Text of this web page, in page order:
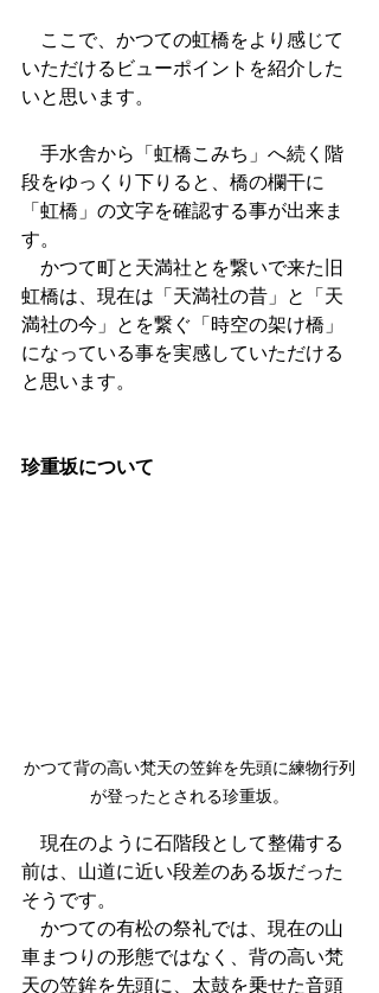
ここで、かつての虹橋をより感じて
いただけるビューポイントを紹介した
いと思います。
手水舎から「虹橋こみち」へ続く階
段をゆっくり下りると、橋の欄干に
「虹橋」の文字を確認する事が出来ま
す。
かつて町と天満社とを繋いで来た旧
虹橋は、現在は「天満社の昔」と「天
満社の今」とを繋ぐ「時空の架け橋」
になっている事を実感していただける
と思います。
珍重坂について
かつて背の高い梵天の笠鉾を先頭に練物行列
が登ったとされる珍重坂。
現在のように石階段として整備する
前は、山道に近い段差のある坂だった
そうです。
かつての有松の祭礼では、現在の山
車まつりの形態ではなく、背の高い梵
天の笠鉾を先頭に、太鼓を乗せた音頭